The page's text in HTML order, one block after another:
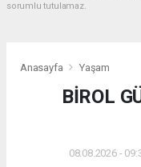
sorumlu tutulamaz.
Anasayfa Yaşam
BİROL
08.08.2026 -